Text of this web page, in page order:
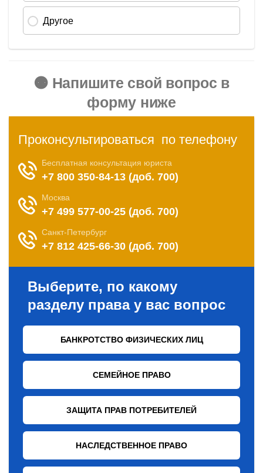
🟠 Напишите свой вопрос в
форму ниже